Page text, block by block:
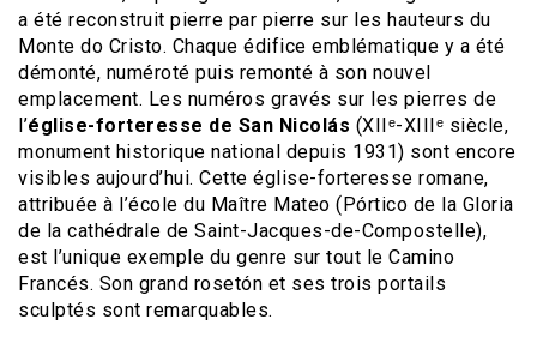
a été reconstruit pierre par pierre sur les hauteurs du
Monte do Cristo. Chaque édifice emblématique y a été
démonté, numéroté puis remonté à son nouvel
emplacement. Les numéros gravés sur les pierres de
l’église-forteresse de San Nicolás (XIIᵉ-XIIIᵉ siècle,
monument historique national depuis 1931) sont encore
visibles aujourd’hui. Cette église-forteresse romane,
attribuée à l’école du Maître Mateo (Pórtico de la Gloria
de la cathédrale de Saint-Jacques-de-Compostelle),
est l’unique exemple du genre sur tout le Camino
Francés. Son grand rosetón et ses trois portails
sculptés sont remarquables.